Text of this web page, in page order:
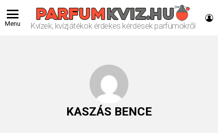
Menu Kvízek, kvízjátékok érdekes kérdések parfümökről
KASZÁS BENCE